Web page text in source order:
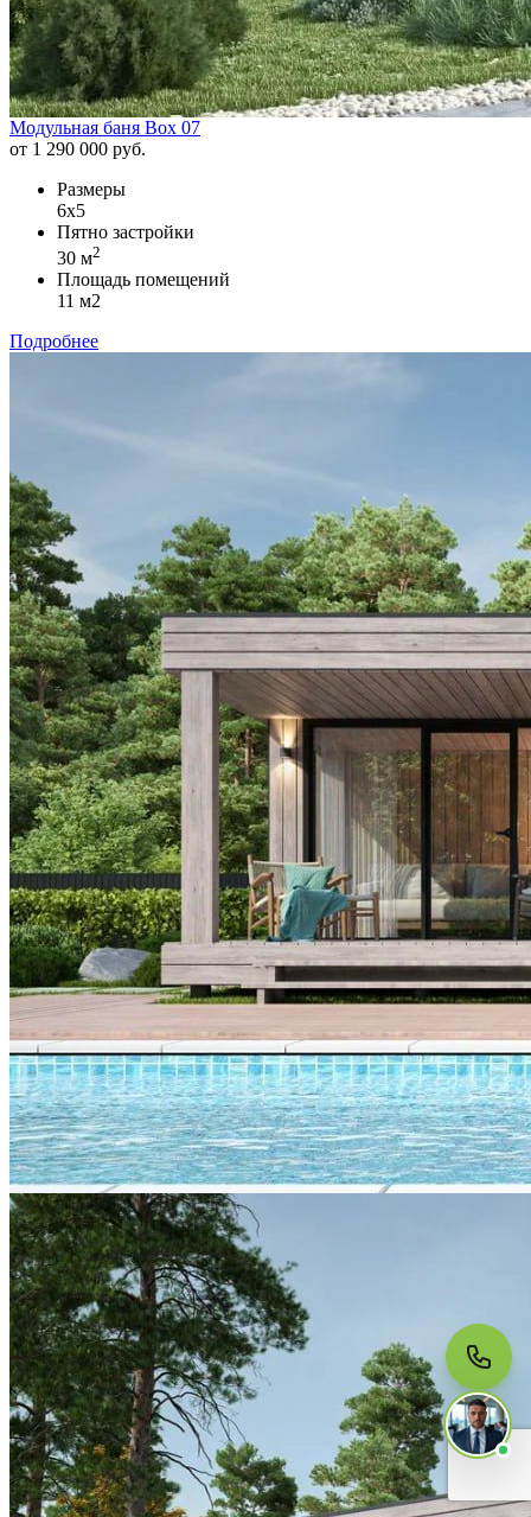
Модульная баня Box 07
от 1 290 000 руб.
Размеры
6х5
Пятно застройки
30 м2
Площадь помещений
11 м2
Подробнее
МЫ НА СВЯЗИ
Пишите нам
Онлайн · ответим за 5 минут
в рабочее время
Telegram
WhatsApp
MAX